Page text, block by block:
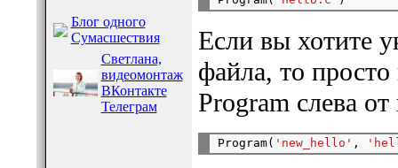
Блог одного
Сумасшествия
Светлана,
видеомонтаж
ВКонтакте
Телеграм
Если вы хотите
файла, то просто
Program слева
Program( 'new_hello' ,